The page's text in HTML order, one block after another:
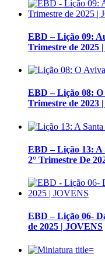
EBD – Lição 09:
Trimestre de 2025
EBD – Lição 08:
Trimestre de 2023
EBD – Lição 13: A
2° Trimestre De
EBD – Lição 06-
de 2025 | JOVENS